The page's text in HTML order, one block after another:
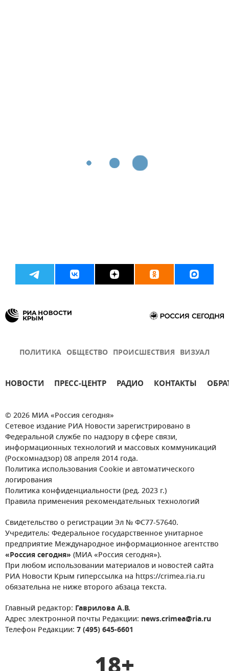
ПОЛИТИКА ОБЩЕСТВО ПРОИСШЕСТВИЯ ВИЗУАЛ
НОВОСТИ ПРЕСС-ЦЕНТР РАДИО КОНТАКТЫ
© 2026 МИА «Россия сегодня»
Сетевое издание РИА Новости зарегистрировано в
Федеральной службе по надзору в сфере связи,
информационных технологий и массовых коммуникаций
(Роскомнадзор) 08 апреля 2014 года.
Политика использования Cookie и автоматического
логирования
Политика конфиденциальности (ред. 2023 г.)
Правила применения рекомендательных технологий
Свидетельство о регистрации Эл № ФС77-57640.
Учредитель: Федеральное государственное унитарное
предприятие Международное информационное агентство
«Россия сегодня» (МИА «Россия сегодня»).
При любом использовании материалов и новостей сайта
РИА Новости Крым гиперссылка на https://crimea.ria.ru
обязательна не ниже второго абзаца текста.
Главный редактор: Гаврилова А.В.
Адрес электронной почты Редакции: news.crimea@ria.ru
Телефон Редакции: 7 (495) 645-6601